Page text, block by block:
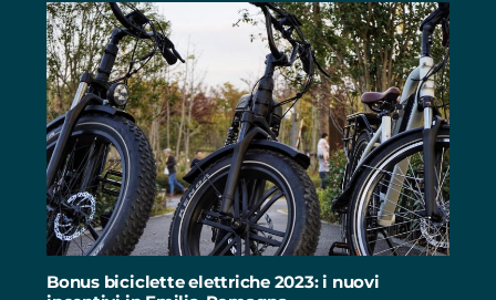
Bonus biciclette elettriche 2023: i nuovi